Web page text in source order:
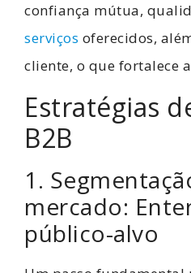
confiança mútua,
serviços oferecidos,
cliente, o que fortalece
Estratégias
B2B
1.
mercado:
público-alvo